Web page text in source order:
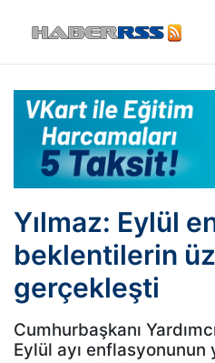
Yılmaz: Eylül
beklentilerin
gerçekleşti
Cumhurbaşkanı
Eylül ayı